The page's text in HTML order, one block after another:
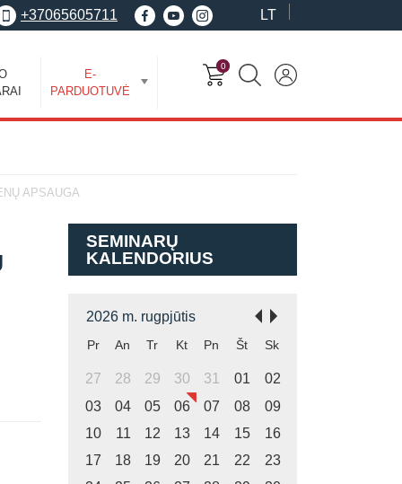
+37065605711 LT
E-
PARDUOTUVĖ
0
APSAUGA
SEMINARŲ
KALENDORIUS
2026 m. rugpjūtis
Pr An Tr Kt Pn Št Sk
27 28 29 30 31 01
02
03
04 05 06 07 08
09
10
11 12 13 14 15
16
17
18 19 20 21 22
23